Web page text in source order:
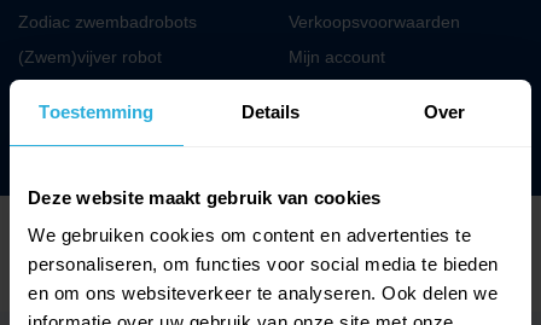
Toestemming Details Over
Deze website maakt gebruik van cookies
We gebruiken cookies om content en advertenties te
personaliseren, om functies voor social media te bieden
en om ons websiteverkeer te analyseren. Ook delen we
Zodiac zwembadrobots
(Zwem)vijver robot
Verkoopsvoorwaarden
Mijn account
Cookie Policy (EU)